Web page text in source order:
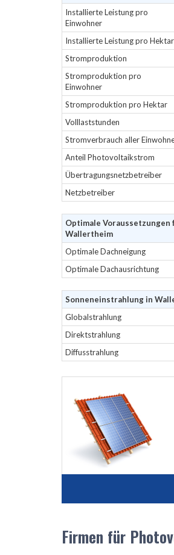
Installierte Leistung pro
Einwohner
Installierte Leistung pro Hektar
Stromproduktion
Stromproduktion pro
Einwohner
Stromproduktion pro Hektar
Volllaststunden
Stromverbrauch aller
Anteil Photovoltaikstrom
Übertragungsnetzbetreiber
Netzbetreiber
Optimale
Wallertheim
Optimale Dachneigung
Optimale Dachausrichtung
Sonneneinstrahlung in
Globalstrahlung
Direktstrahlung
Diffusstrahlung
Firmen für